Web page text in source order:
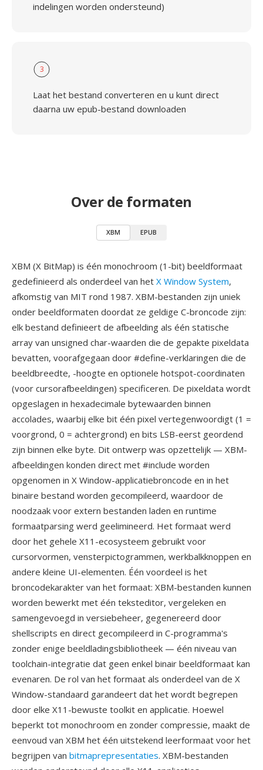
indelingen worden ondersteund)
3
Laat het bestand converteren en u kunt direct
daarna uw epub-bestand downloaden
Over de formaten
XBM EPUB
XBM (X BitMap) is één monochroom (1-bit) beeldformaat
gedefinieerd als onderdeel van het X Window System,
afkomstig van MIT rond 1987. XBM-bestanden zijn uniek
onder beeldformaten doordat ze geldige C-broncode zijn:
elk bestand definieert de afbeelding als één statische
array van unsigned char-waarden die de gepakte pixeldata
bevatten, voorafgegaan door #define-verklaringen die de
beeldbreedte, -hoogte en optionele hotspot-coordinaten
(voor cursorafbeeldingen) specificeren. De pixeldata wordt
opgeslagen in hexadecimale bytewaarden binnen
accolades, waarbij elke bit één pixel vertegenwoordigt (1 =
voorgrond, 0 = achtergrond) en bits LSB-eerst geordend
zijn binnen elke byte. Dit ontwerp was opzettelijk — XBM-
afbeeldingen konden direct met #include worden
opgenomen in X Window-applicatiebroncode en in het
binaire bestand worden gecompileerd, waardoor de
noodzaak voor extern bestanden laden en runtime
formaatparsing werd geelimineerd. Het formaat werd
door het gehele X11-ecosysteem gebruikt voor
cursorvormen, vensterpictogrammen, werkbalkknoppen en
andere kleine UI-elementen. Één voordeel is het
broncodekarakter van het formaat: XBM-bestanden kunnen
worden bewerkt met één teksteditor, vergeleken en
samengevoegd in versiebeheer, gegenereerd door
shellscripts en direct gecompileerd in C-programma's
zonder enige beeldladingsbibliotheek — één niveau van
toolchain-integratie dat geen enkel binair beeldformaat kan
evenaren. De rol van het formaat als onderdeel van de X
Window-standaard garandeert dat het wordt begrepen
door elke X11-bewuste toolkit en applicatie. Hoewel
beperkt tot monochroom en zonder compressie, maakt de
eenvoud van XBM het één uitstekend leerformaat voor het
begrijpen van bitmaprepresentaties. XBM-bestanden